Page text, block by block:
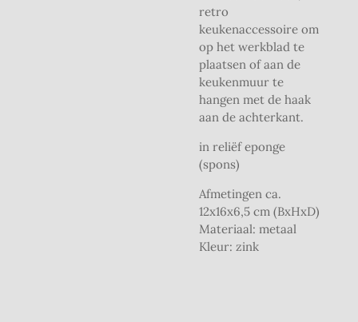
retro
keukenaccessoire om
op het werkblad te
plaatsen of aan de
keukenmuur te
hangen met de haak
aan de achterkant.
in reliëf eponge
(spons)
Afmetingen ca.
12x16x6,5 cm (BxHxD)
Materiaal: metaal
Kleur: zink